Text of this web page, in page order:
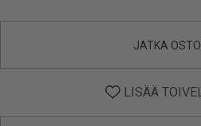
JATKA
LISÄÄ